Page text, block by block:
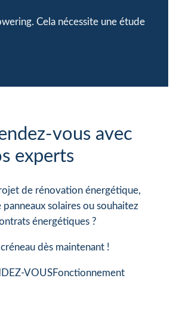
Cela nécessite une étude
vous avec
experts
de rénovation énergétique,
panneaux solaires ou souhaitez
énergétiques ?
dès maintenant !
VOUSFonctionnement